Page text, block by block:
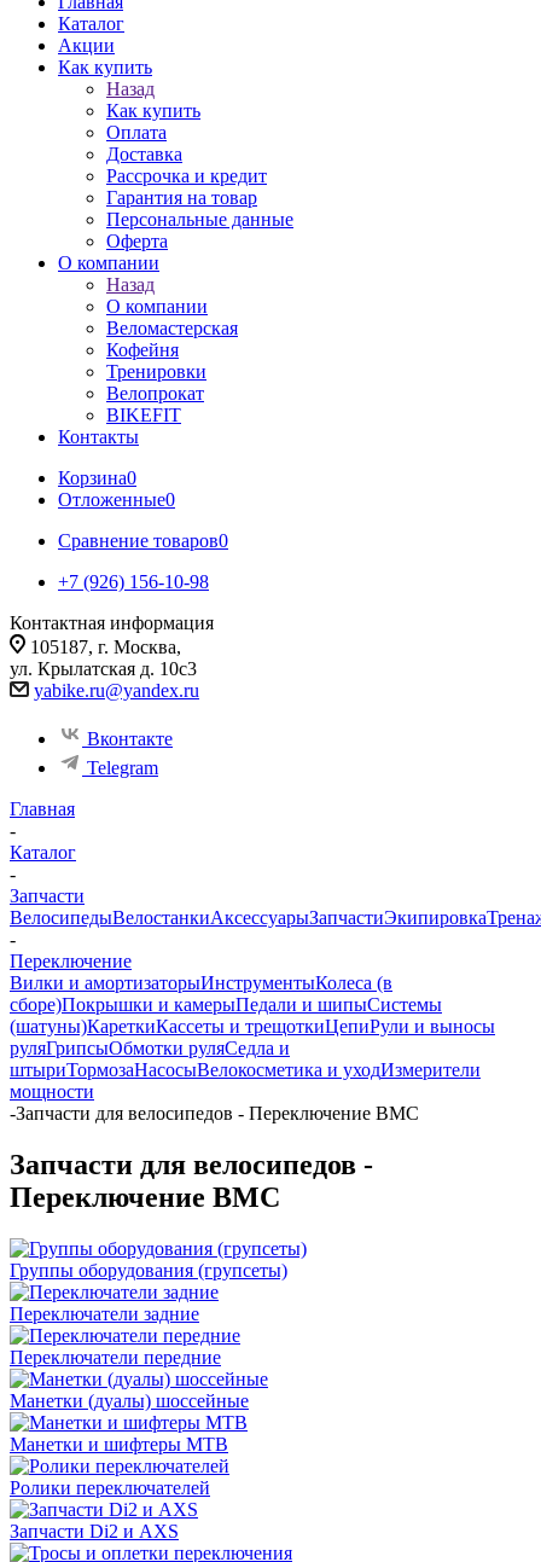
Каталог
Акции
Как купить
Назад
Как купить
Оплата
Доставка
Рассрочка и кредит
Гарантия на товар
Персональные данные
Оферта
О компании
Назад
О компании
Веломастерская
Кофейня
Тренировки
Велопрокат
BIKEFIT
Контакты
Корзина0
Отложенные0
Сравнение товаров0
+7 (926) 156-10-98
Контактная информация
105187, г. Москва,
ул. Крылатская д. 10с3
yabike.ru@yandex.ru
Вконтакте
Telegram
Главная
-
Каталог
-
Запчасти
ВелосипедыВелостанкиАксессуарыЗапчастиЭкипировка
-
Переключение
Вилки и амортизаторыИнструментыКолеса (в
сборе)Покрышки и камерыПедали и шипыСистемы
(шатуны)КареткиКассеты и трещоткиЦепиРули и выносы
руляГрипсыОбмотки руляСедла и
штыриТормозаНасосыВелокосметика и уходИзмерители
мощности
-Запчасти для велосипедов - Переключение BMC
Запчасти для велосипедов -
Переключение BMC
Группы оборудования (групсеты)
Переключатели задние
Переключатели передние
Манетки (дуалы) шоссейные
Манетки и шифтеры MTB
Ролики переключателей
Запчасти Di2 и AXS